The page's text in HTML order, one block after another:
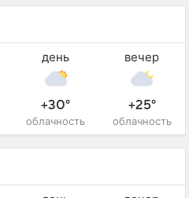
день
+30°
облачность
вечер
+25°
облачность